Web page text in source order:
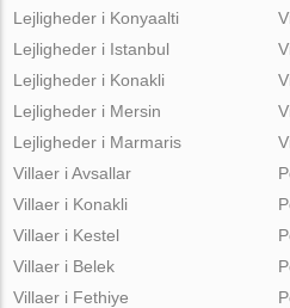
Lejligheder i Konyaalti
Lejligheder i Istanbul
Lejligheder i Konakli
Lejligheder i Mersin
Lejligheder i Marmaris
Villaer i Avsallar
Villaer i Konakli
Villaer i Kestel
Villaer i Belek
Villaer i Fethiye